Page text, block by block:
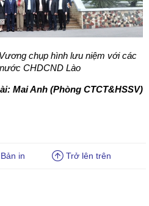
chụp hình lưu niệm với các
CHDCND Lào
Mai Anh (Phòng CTCT&HSSV)
in Trở lên trên